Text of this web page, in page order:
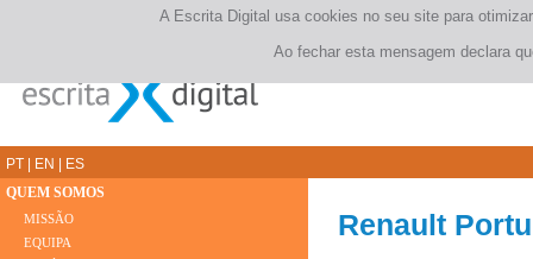
A Escrita Digital usa cookies no seu site para
Ao fechar esta mensagem declara
PT EN
ES
QUEM SOMOS
MISSÃO
EQUIPA
Renault